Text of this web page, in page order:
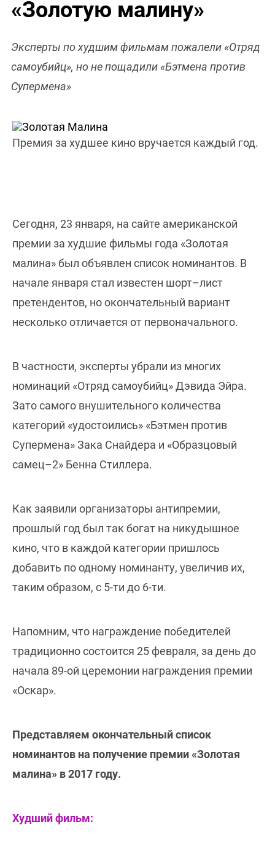
«Золотую малину»
Эксперты по худшим фильмам пожалели «Отряд
самоубийц», но не пощадили «Бэтмена против
Супермена»
Премия за худшее кино вручается каждый год.
Сегодня, 23 января, на сайте американской
премии за худшие фильмы года «Золотая
малина» был объявлен список номинантов. В
начале января стал известен шорт–лист
претендентов, но окончательный вариант
несколько отличается от первоначального.
В частности, эксперты убрали из многих
номинаций «Отряд самоубийц» Дэвида Эйра.
Зато самого внушительного количества
категорий «удостоились» «Бэтмен против
Супермена» Зака Снайдера и «Образцовый
самец–2» Бенна Стиллера.
Как заявили организаторы антипремии,
прошлый год был так богат на никудышное
кино, что в каждой категории пришлось
добавить по одному номинанту, увеличив их,
таким образом, с 5-ти до 6-ти.
Напомним, что награждение победителей
традиционно состоится 25 февраля, за день до
начала 89-ой церемонии награждения премии
«Оскар».
Представляем окончательный список
номинантов на получение премии «Золотая
малина» в 2017 году.
Худший фильм: